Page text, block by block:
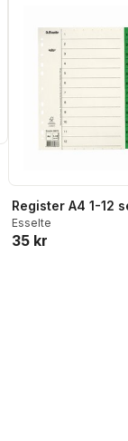
Register A4 1-12
Esselte
35 kr